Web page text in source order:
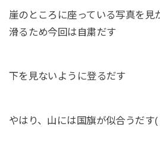
崖のところに座っている写真を見
滑るため今回は自粛だす
下を見ないように登るだす
やはり、山には国旗が似合うだす